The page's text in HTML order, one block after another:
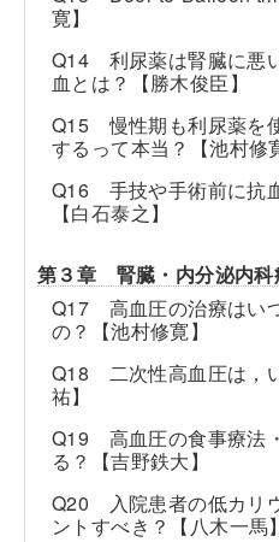
寛】
Q14 利尿薬は腎臓に悪
血とは？【勝木俊臣】
Q15 慢性期も利尿薬を
するって本当？【池村修
Q16 手技や手術前に抗
【白石泰之】
第３章 腎臓・内分泌内科
Q17 高血圧の治療はい
の？【池村修寛】
Q18 二次性高血圧は，
祐】
Q19 高血圧の食事療法
る？【吉野鉄大】
Q20 入院患者の低カリ
ントすべき？【八木一馬】